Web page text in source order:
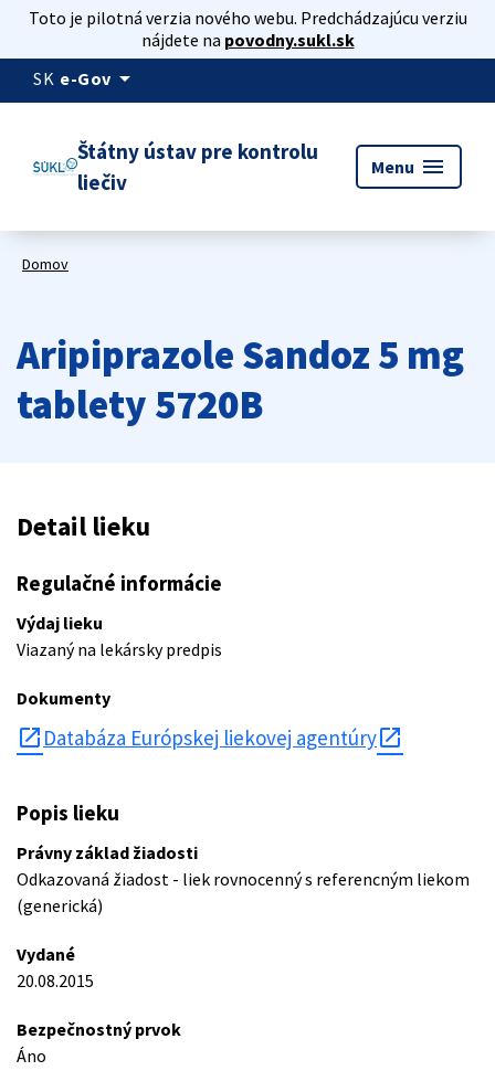
Toto je pilotná verzia nového webu. Predchádzajúcu verziu
nájdete na povodny.sukl.sk
SK e-Gov arrow_drop_down
Štátny ústav pre kontrolu
liečiv
Menu menu
Domov
Aripiprazole Sandoz 5 mg
tablety 5720B
Detail lieku
Regulačné informácie
Výdaj lieku
Viazaný na lekársky predpis
Dokumenty
open_in_new Databáza Európskej liekovej agentúry
Popis lieku
Právny základ žiadosti
Odkazovaná žiadost - liek rovnocenný s referencným liekom
(generická)
Vydané
20.08.2015
Bezpečnostný prvok
Áno